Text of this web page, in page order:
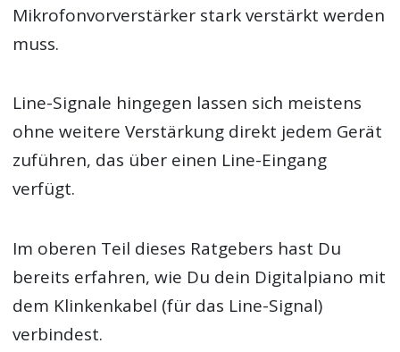
Mikrofonvorverstärker stark verstärkt werden
muss.
Line-Signale hingegen lassen sich meistens
ohne weitere Verstärkung direkt jedem Gerät
zuführen, das über einen Line-Eingang
verfügt.
Im oberen Teil dieses Ratgebers hast Du
bereits erfahren, wie Du dein Digitalpiano mit
dem Klinkenkabel (für das Line-Signal)
verbindest.